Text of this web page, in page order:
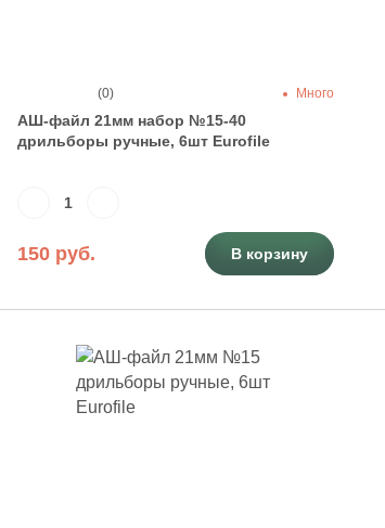
АШ-файл 21мм набор №15-40
дрильборы ручные, 6шт Eurofile
150 руб.
(0) Много
В корзину